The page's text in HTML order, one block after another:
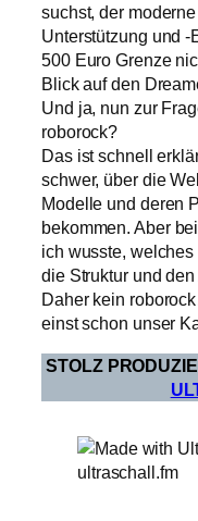
suchst, der
Unterstützung und
500 Euro Grenze
Blick auf den
Und ja, nun zur
roborock?
Das ist schnell
schwer, über die
Modelle und deren
bekommen. Aber
ich wusste,
die Struktur und
Daher kein
einst schon unser
STOLZ